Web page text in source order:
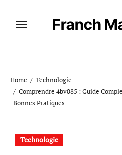
Franch
Home
Technologie
Comprendre 4bv085 : Guide
Bonnes Pratiques
Technologie